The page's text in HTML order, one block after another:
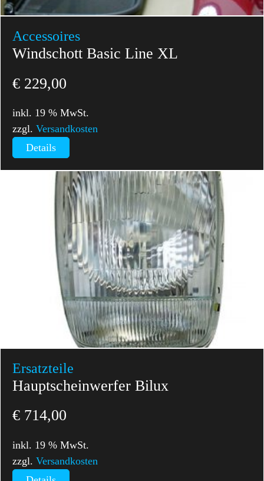
Accessoires
Windschott Basic Line XL
€ 229,00
inkl. 19 % MwSt.
zzgl.Versandkosten
Details
Ersatzteile
Hauptscheinwerfer Bilux
€ 714,00
inkl. 19 % MwSt.
zzgl.Versandkosten